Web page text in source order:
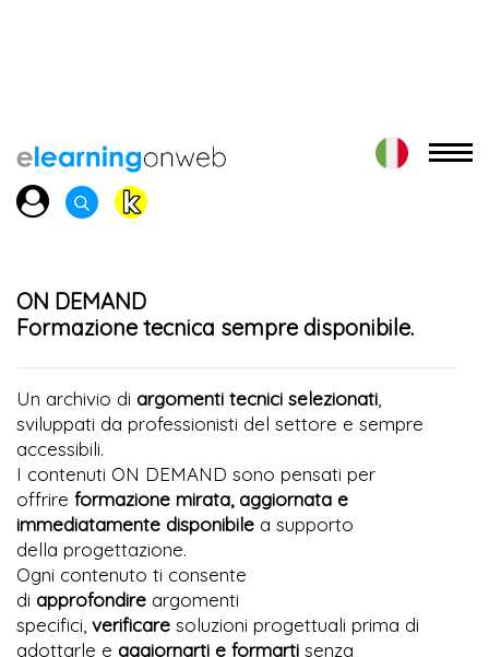
ON DEMAND
Formazione tecnica sempre disponibile.
Un archivio di argomenti tecnici selezionati
sviluppati da professionisti del settore e sempre
accessibili.
I contenuti ON DEMAND sono pensati per
offrire formazione mirata, aggiornata e
immediatamente disponibile a supporto
della progettazione.
Ogni contenuto ti consente
di approfondire argomenti
specifici, verificare soluzioni progettuali prima di
adottarle e aggiornarti e formarti senza